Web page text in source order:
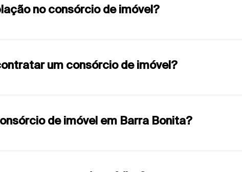
no consórcio de imóvel?
um consórcio de imóvel?
de imóvel em Barra Bonita?